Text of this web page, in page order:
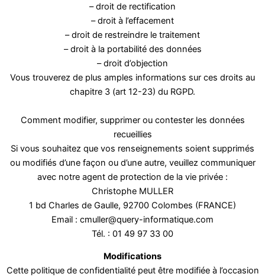
– droit de rectification
– droit à l’effacement
– droit de restreindre le traitement
– droit à la portabilité des données
– droit d’objection
Vous trouverez de plus amples informations sur ces droits au
chapitre 3 (art 12-23) du RGPD.
Comment modifier, supprimer ou contester les données
recueillies
Si vous souhaitez que vos renseignements soient supprimés
ou modifiés d’une façon ou d’une autre, veuillez communiquer
avec notre agent de protection de la vie privée :
Christophe MULLER
1 bd Charles de Gaulle, 92700 Colombes (FRANCE)
Email : cmuller@query-informatique.com
Tél. : 01 49 97 33 00
Modifications
Cette politique de confidentialité peut être modifiée à l’occasion